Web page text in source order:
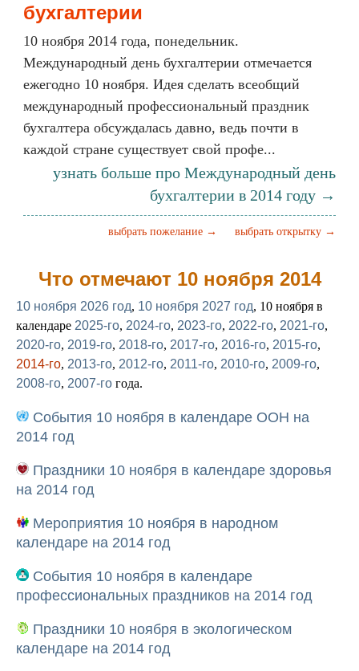
бухгалтерии
10 ноября 2014 года, понедельник.
Международный день бухгалтерии отмечается
ежегодно 10 ноября. Идея сделать всеобщий
международный профессиональный праздник
бухгалтера обсуждалась давно, ведь почти в
каждой стране существует свой профе...
узнать больше про Международный день
бухгалтерии в 2014 году →
выбрать открытку →
выбрать пожелание →
Что отмечают 10 ноября 2014
10 ноября 2026 год, 10 ноября 2027 год, 10 ноября в
календаре 2025-го, 2024-го, 2023-го, 2022-го, 2021-го,
2020-го, 2019-го, 2018-го, 2017-го, 2016-го, 2015-го,
2014-го, 2013-го, 2012-го, 2011-го, 2010-го, 2009-го,
2008-го, 2007-го года.
События 10 ноября в календаре ООН на
2014 год
Праздники 10 ноября в календаре здоровья
на 2014 год
Мероприятия 10 ноября в народном
календаре на 2014 год
События 10 ноября в календаре
профессиональных праздников на 2014 год
Праздники 10 ноября в экологическом
календаре на 2014 год